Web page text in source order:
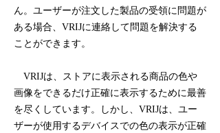
ん。ユーザーが注文した製品の受領に問題が
ある場合、VRIJに連絡して問題を解決する
ことができます。
VRIJは、ストアに表示される商品の色や
画像をできるだけ正確に表示するために最善
を尽くしています。しかし、VRIJは、ユー
ザーが使用するデバイスでの色の表示が正確